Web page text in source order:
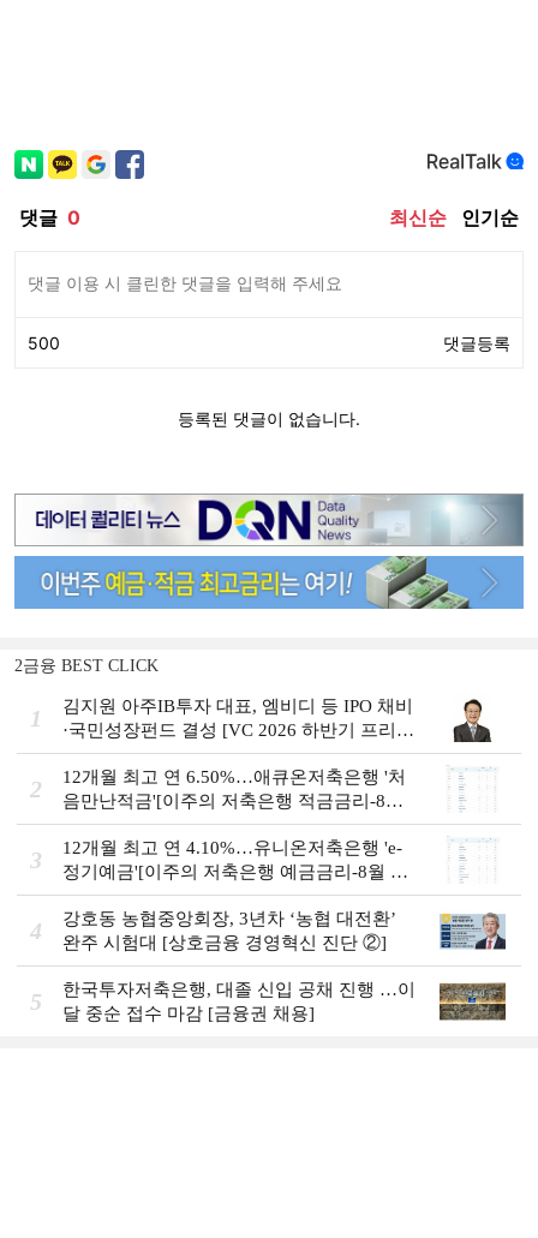
2금융 BEST CLICK
1
김지원 아주IB투자 대표, 엠비디 등 IPO 채비
·국민성장펀드 결성 [VC 2026 하반기 프리
뷰]
2
12개월 최고 연 6.50%…애큐온저축은행 '처
음만난적금'[이주의 저축은행 적금금리-8월
2주]
3
12개월 최고 연 4.10%…유니온저축은행 'e-
정기예금'[이주의 저축은행 예금금리-8월 2
주]
4
강호동 농협중앙회장, 3년차 ‘농협 대전환ʼ
완주 시험대 [상호금융 경영혁신 진단 ②]
5
한국투자저축은행, 대졸 신입 공채 진행 …이
달 중순 접수 마감 [금융권 채용]